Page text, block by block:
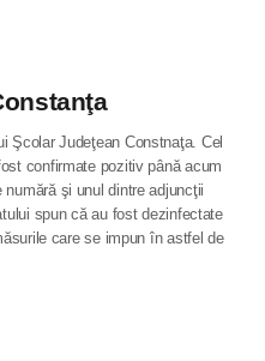
Şcolar Judeţean Constnaţa. Cel
confirmate pozitiv până acum
şi unul dintre adjuncţii
spun că au fost dezinfectate
care se impun în astfel de